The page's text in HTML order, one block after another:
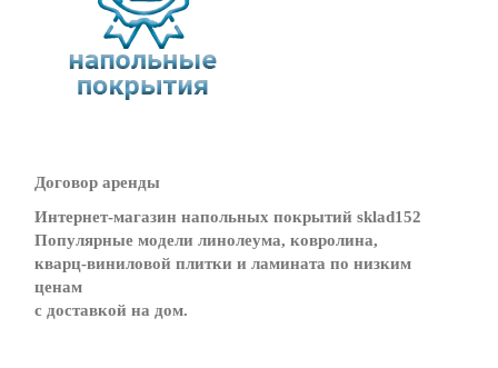
Режим
Договор аренды
Интернет-магазин напольных покрытий sklad152
Популярные модели линолеума, ковролина,
кварц-виниловой плитки и ламината по низким
ценам
с доставкой на дом.